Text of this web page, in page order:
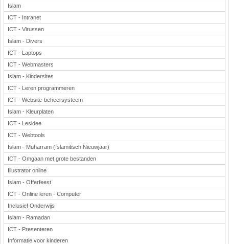
Islam
ICT - Intranet
ICT - Virussen
Islam - Divers
ICT - Laptops
ICT - Webmasters
Islam - Kindersites
ICT - Leren programmeren
ICT - Website-beheersysteem
Islam - Kleurplaten
ICT - Lesidee
ICT - Webtools
Islam - Muharram (Islamitisch Nieuwjaar)
ICT - Omgaan met grote bestanden
Illustrator online
Islam - Offerfeest
ICT - Online leren - Computer
Inclusief Onderwijs
Islam - Ramadan
ICT - Presenteren
Informatie voor kinderen